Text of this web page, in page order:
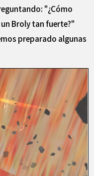
"¿Cómo
Broly tan fuerte?"
preparado algunas